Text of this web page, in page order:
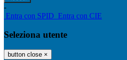
-
Entra con SPID Entra con CIE
Seleziona utente
button close ×